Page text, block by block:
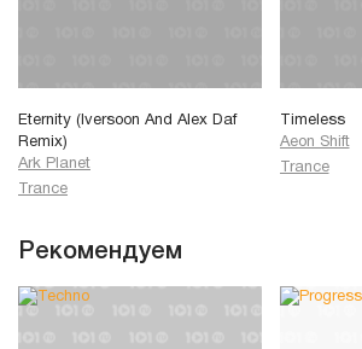
Eternity (Iversoon And Alex Daf
Remix)
Ark Planet
Trance
Timeless
Aeon Shift
Trance
Рекомендуем